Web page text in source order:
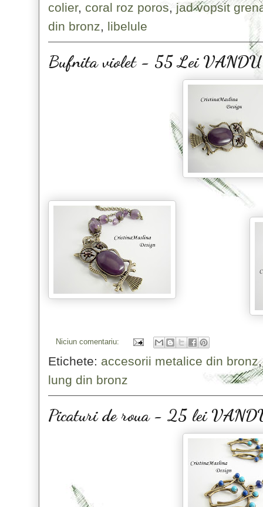
colier, coral roz poros, jad vopsit
din bronz, libelule
Bufnita violet - 55 Lei
Niciun comentariu:
Etichete: accesorii metalice din bronz
lung din bronz
Picaturi de roua - 25 lei